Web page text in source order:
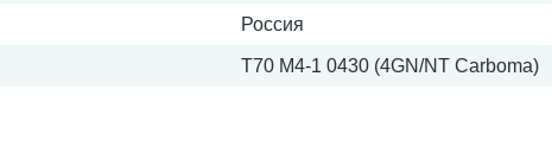
Россия
T70 M4-1 0430 (4GN/NT Сarboma)